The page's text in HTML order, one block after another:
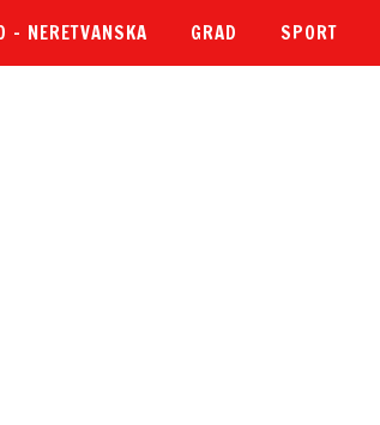
– NERETVANSKA GRAD SPORT